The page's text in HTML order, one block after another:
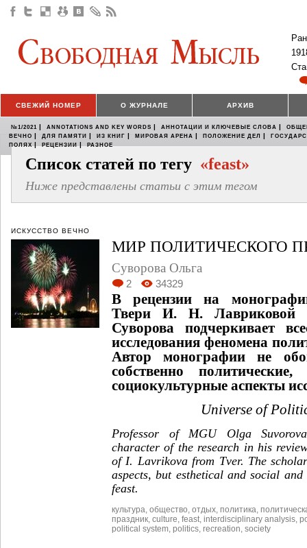
СВЕЖИЙ НОМЕР О ЖУРНАЛЕ АРХИВ
№1/2021 | ANNOTATIONS AND KEY WORDS | АННОТАЦИИ И КЛЮЧЕВЫЕ СЛОВА |
ВЕЧНО | ДЛЯ ПАМЯТИ | ИЗ КНИГ | МИРОВАЯ АРЕНА | ПОЛОЖЕНИЕ ДЕЛ |
ПОЛЯХ | РЕЦЕНЗИИ | РАЗНОЕ
Список статей по тегу «feast»
Ниже представлены статьи с этим тегом
ИСКУССТВО ВЕЧНО
МИР ПОЛИТИЧЕСКОГО
Суворова Ольга
2 34329
В рецензии на
Твери И. Н. Лавриковой
Суворова подчеркивает
исследования феномена
Автор монографии не
собственно
социокультурные аспекты
Universe of
Professor of MGU Olga
character of the research in his
of I. Lavrikova from Tver. The
aspects, but esthetical and social
feast.
культура общество отдых политика
праздник culture feast interdisciplinary analysis
political system politics recreation society